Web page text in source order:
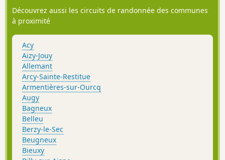
Découvrez aussi les circuits de randonnée des communes
à proximité
Acy
Aizy-Jouy
Allemant
Arcy-Sainte-Restitue
Armentières-sur-Ourcq
Augy
Bagneux
Belleu
Berzy-le-Sec
Beugneux
Bieuxy